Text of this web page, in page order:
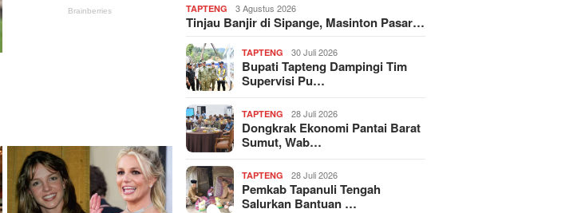
TAPTENG 3 Agustus 2026
Tinjau Banjir di Sipange, Masinton Pasar…
TAPTENG 30 Juli 2026
Bupati Tapteng Dampingi Tim
Supervisi Pu…
TAPTENG 28 Juli 2026
Dongkrak Ekonomi Pantai Barat
Sumut, Wab…
TAPTENG 28 Juli 2026
Pemkab Tapanuli Tengah
Salurkan Bantuan …